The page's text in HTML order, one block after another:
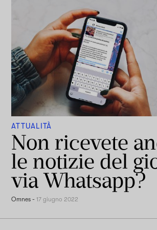
ATTUALITÀ
Non ricevete
le notizie del
via Whatsapp?
Omnes -17 giugno 2022